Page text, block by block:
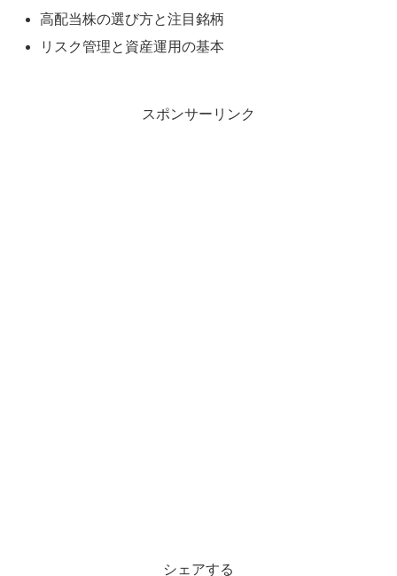
高配当株の選び方と注目銘柄
リスク管理と資産運用の基本
スポンサーリンク
シェアする